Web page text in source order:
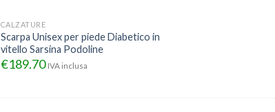
CALZATURE
Scarpa Unisex per piede Diabetico in
vitello Sarsina Podoline
€189.70 IVA inclusa